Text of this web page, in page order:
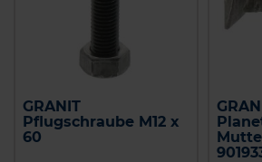
GRANIT
Pflugschraube M12 x
60